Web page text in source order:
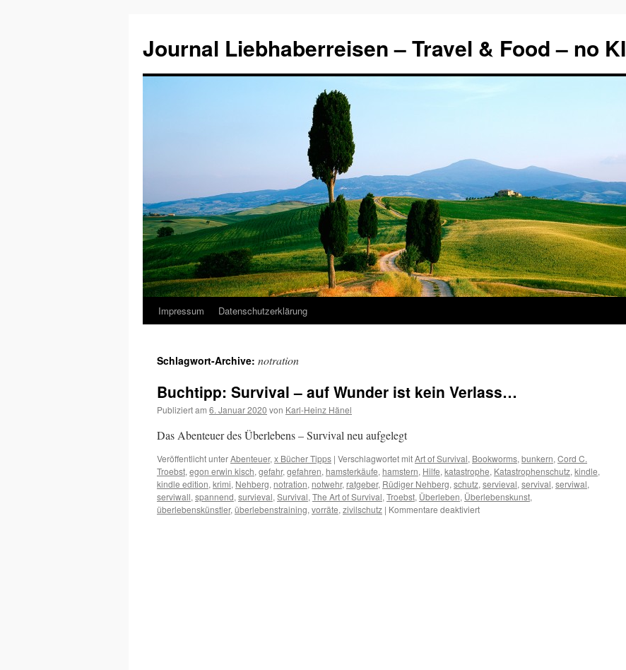
Journal Liebhaberreisen – Travel & Food – no KI
Zum
springen
Impressum Datenschutzerklärung
Schlagwort-Archive: notration
Buchtipp: Survival – auf Wunder ist kein Verlass…
Publiziert am 6. Januar 2020 von Karl-Heinz Hänel
Das Abenteuer des Überlebens – Survival neu aufgelegt
Veröffentlicht unterAbenteuer, x Bücher Tipps | Verschlagwortet mitArt of Survival, Bookworms, bunkern, Cord C.
Troebst, egon erwin kisch, gefahr, gefahren, hamsterkäufe, hamstern, Hilfe, katastrophe, Katastrophenschutz, kindle,
kindle edition, krimi, Nehberg, notration, notwehr, ratgeber, Rüdiger Nehberg, schutz, servieval, servival, serviwal,
serviwall, spannend, survieval, Survival, The Art of Survival, Troebst, Überleben, Überlebenskunst,
überlebenskünstler, überlebenstraining, vorräte, zivilschutz | Kommentare deaktiviertfür